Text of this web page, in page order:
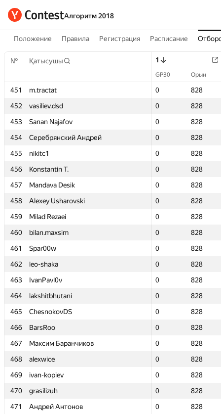
Алгоритм 2018
Положение Правила Регистрация Расписание
№ Қатысушы 1
GP30 Орын
451 m.tractat 0
828
452
vasiliev.dsd 0
828
453
Sanan Najafov 0
828
454
Серебрянский Андрей 0
828
455
nikitc1 0
828
456
Konstantin T. 0
828
457
Mandava Desik 0
828
458
Alexey Usharovski 0
828
459
Milad Rezaei 0
828
460
bilan.maxsim 0
828
461
Spar00w 0
828
462
leo-shaka 0
828
463
IvanPavl0v 0
828
464
lakshitbhutani 0
828
465
ChesnokovDS 0
828
466
BarsRoo 0
828
467
Максим Баранчиков 0
828
468
alexwice 0
828
469
ivan-kopiev 0
828
470
grasilizuh 0
828
471
Андрей Антонов 0
828
№ Қатысушы 1
GP30 Орын
451 m.tractat 0
828
452
vasiliev.dsd 0
828
453
Sanan Najafov 0
828
454
Серебрянский Андрей 0
828
455
nikitc1 0
828
456
Konstantin T. 0
828
457
Mandava Desik 0
828
458
Alexey Usharovski 0
828
459
Milad Rezaei 0
828
460
bilan.maxsim 0
828
461
Spar00w 0
828
462
leo-shaka 0
828
463
IvanPavl0v 0
828
464
lakshitbhutani 0
828
465
ChesnokovDS 0
828
466
BarsRoo 0
828
467
Максим Баранчиков 0
828
468
alexwice 0
828
469
ivan-kopiev 0
828
470
grasilizuh 0
828
471
Андрей Антонов 0
828